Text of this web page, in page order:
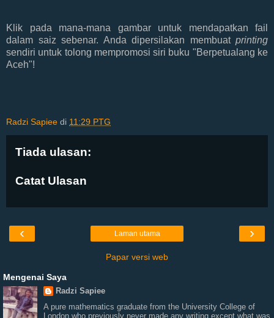
Klik pada mana-mana gambar untuk mendapatkan fail
dalam saiz sebenar. Anda dipersilakan membuat printing
sendiri untuk tolong mempromosi siri buku "Berpetualang ke
Aceh"!
Radzi Sapiee di 11:29 PTG
Tiada ulasan:
Catat Ulasan
‹ ›
Laman utama
Papar versi web
Mengenai Saya
Radzi Sapiee
A pure mathematics graduate from the University College of
London who previously never made any writing except what was